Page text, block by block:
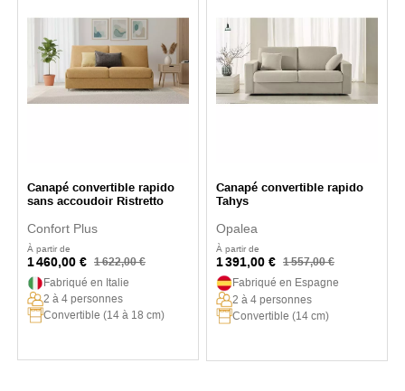
Canapé convertible rapido
sans accoudoir Ristretto
Confort Plus
À partir de
1 460,00 € 1 622,00 €
Fabriqué en Italie
2 à 4 personnes
Convertible (14 à 18 cm)
Canapé convertible rapido
Tahys
Opalea
À partir de
1 391,00 € 1 557,00 €
Fabriqué en Espagne
2 à 4 personnes
Convertible (14 cm)